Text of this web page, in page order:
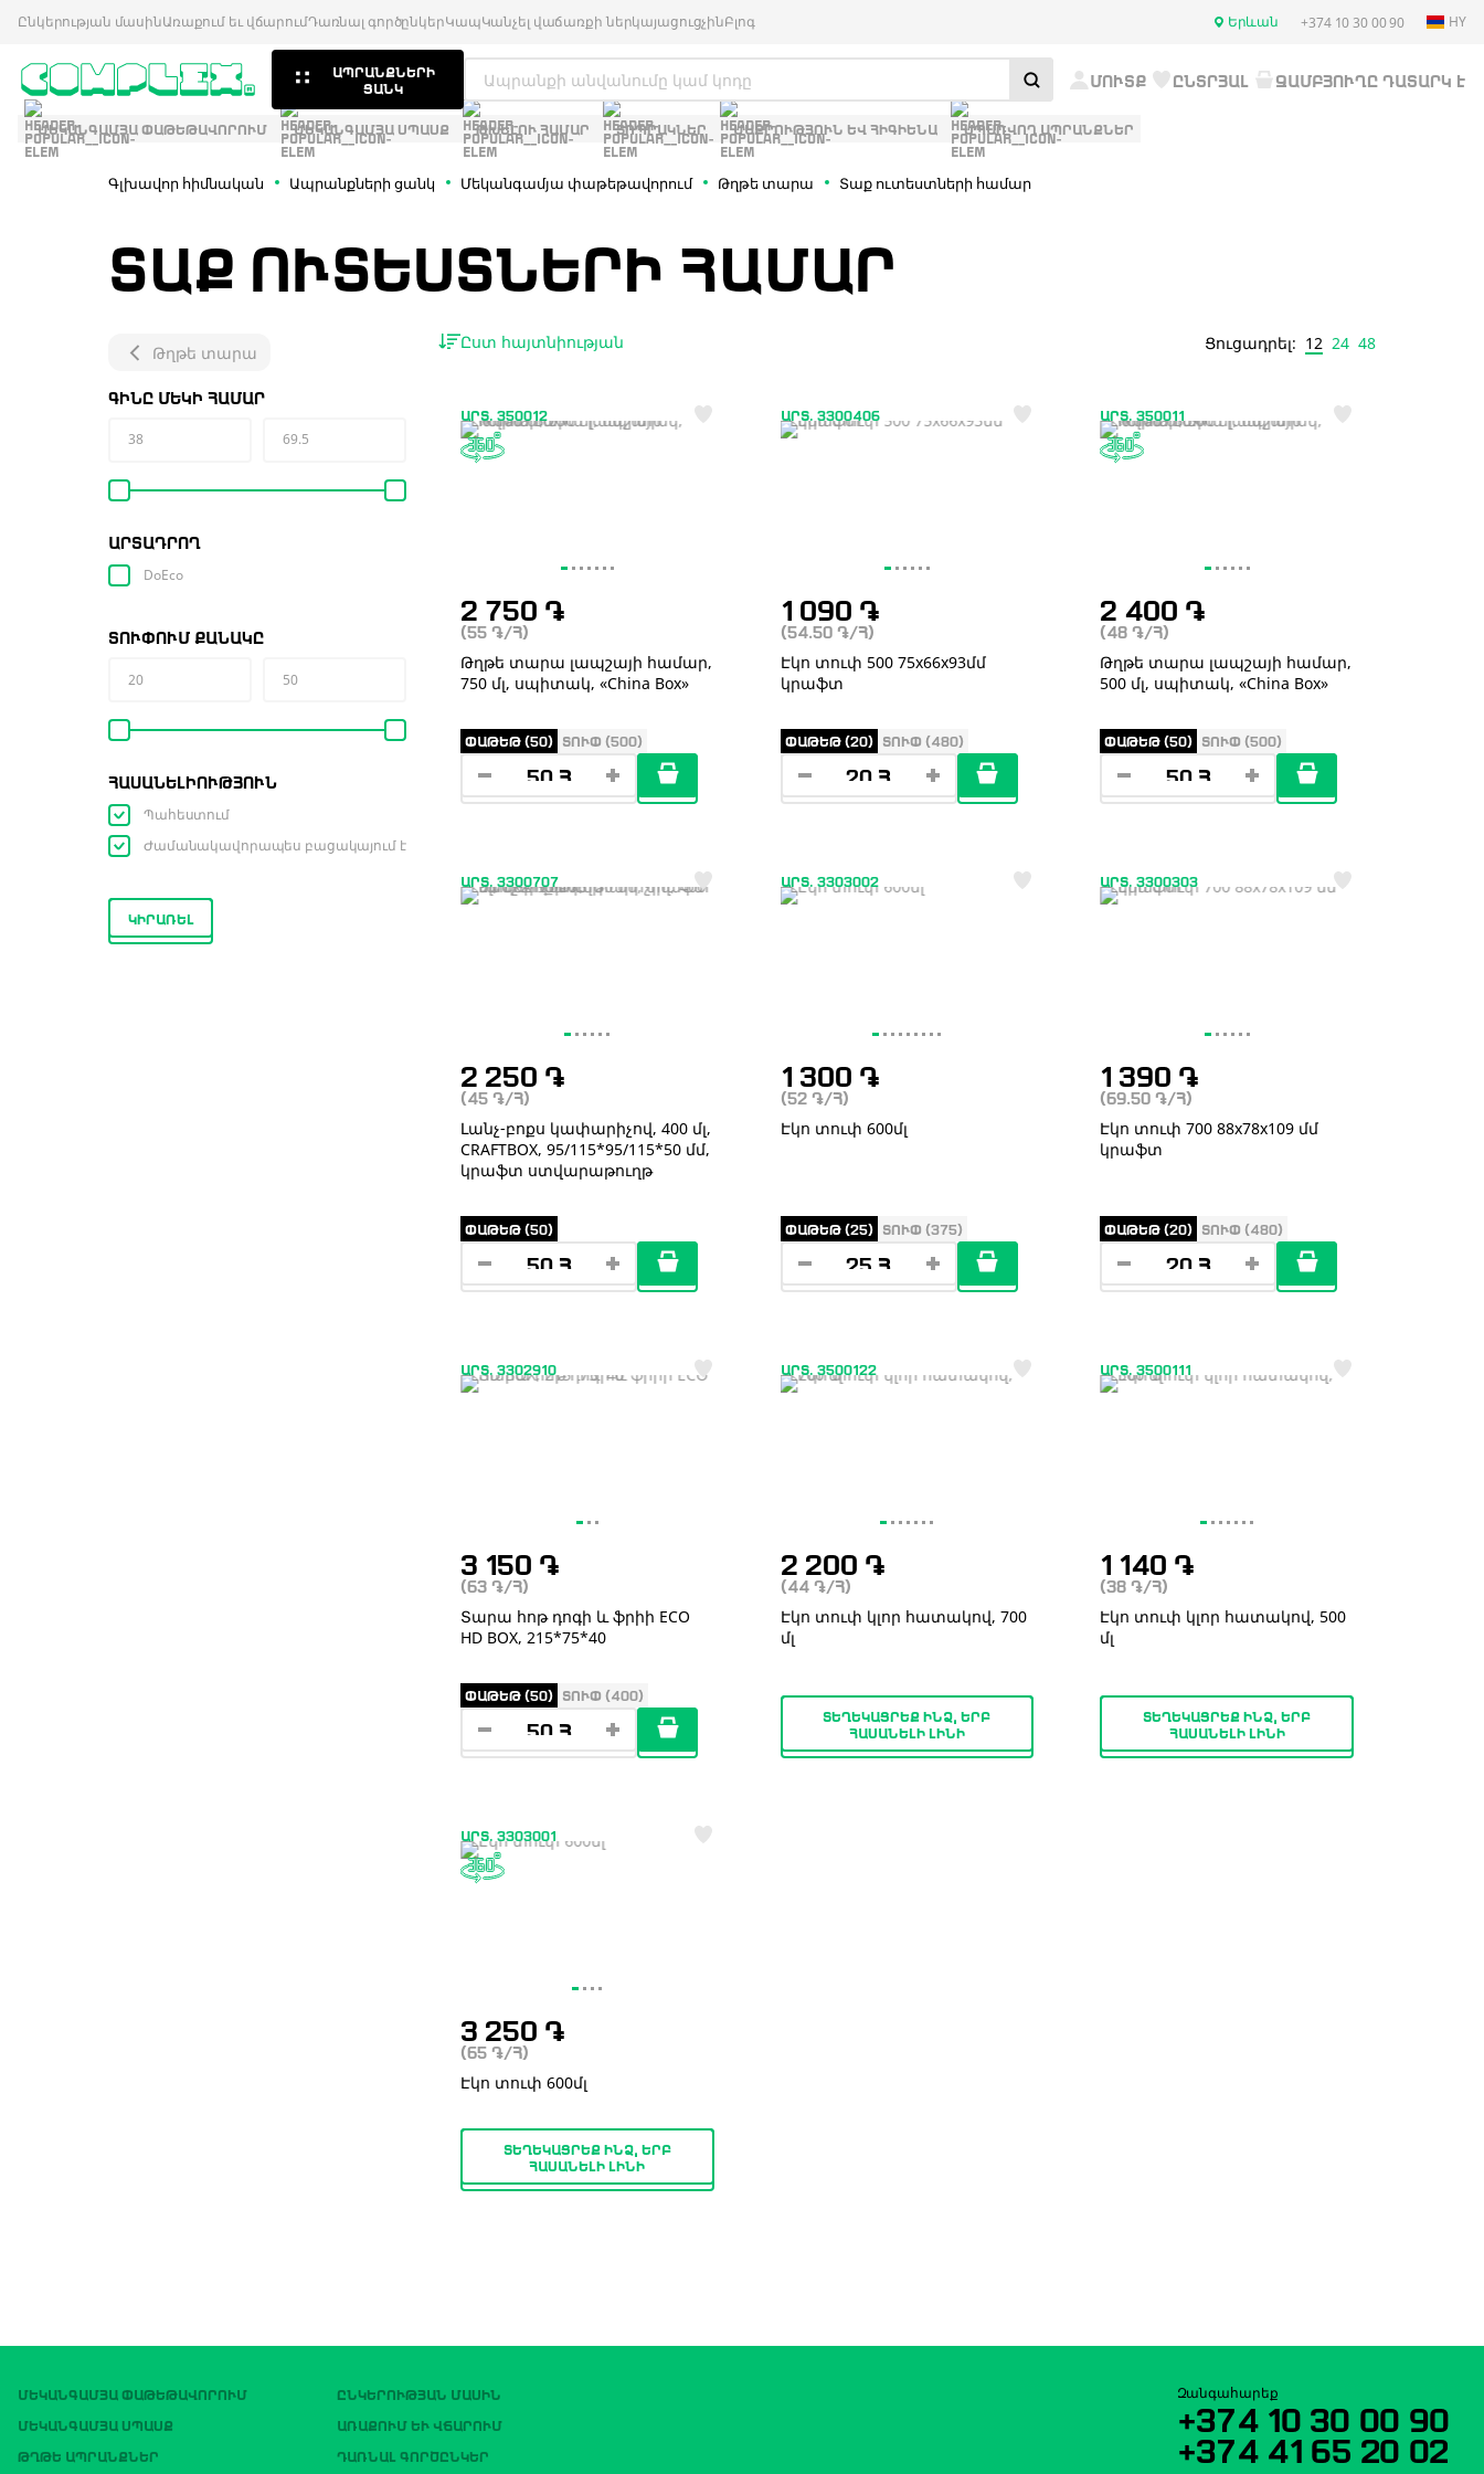
Ընկերության մասինԱռաքում եւ վճարումԴառնալ գործընկերԿապԿանչել վաճառքի ներկայացուցչինԲլոգ Երևան +374 10 30 00 90 HY
ԱՊՐԱՆՔՆԵՐԻ
ՑԱՆԿ
ՄՈՒՏՔ ԸՆՏՐՅԱԼ ԶԱՄԲՅՈՒՂԸ ԴԱՏԱՐԿ Է
ՄԵԿԱՆԳԱՄՅԱ ՓԱԹԵԹԱՎՈՐՈՒՄ ՄԵԿԱՆԳԱՄՅԱ ՍՊԱՍՔ ԹԽԵԼՈՒ ՀԱՄԱՐ ՏՈՊՐԱԿՆԵՐ ՄԱՔՐՈՒԹՅՈՒՆ ԵՎ ՀԻԳԻԵՆԱ ՍՊԱՌՎՈՂ ԱՊՐԱՆՔՆԵՐ
Գլխավոր հիմնական Ապրանքների ցանկ Մեկանգամյա փաթեթավորում Թղթե տարա Տաք ուտեստների համար
ՏԱՔ ՈՒՏԵՍՏՆԵՐԻ ՀԱՄԱՐ
Թղթե տարա
ԳԻՆԸ ՄԵԿԻ ՀԱՄԱՐ
ԱՐՏԱԴՐՈՂ
DoEco
ՏՈՒՓՈՒՄ ՔԱՆԱԿԸ
ՀԱՍԱՆԵԼԻՈՒԹՅՈՒՆ
Պահեստում
Ժամանակավորապես բացակայում է
ԿԻՐԱՌԵԼ
Ըստ հայտնիության Ցուցադրել: 12 24 48
ԱՐՏ. 350012
2 750 ֏
(55 ֏ /Հ)
Թղթե տարա լապշայի համար,
750 մլ, սպիտակ, «China Box»
ՓԱԹԵԹ (50) ՏՈՒՓ (500)
ԱՐՏ. 3300406
1 090 ֏
(54.50 ֏/Հ)
Էկո տուփ 500 75x66x93մմ
կրաֆտ
ՓԱԹԵԹ (20) ՏՈՒՓ (480)
ԱՐՏ. 350011
2 400 ֏
(48֏ /Հ)
Թղթե տարա լապշայի համար,
500 մլ, սպիտակ, «China Box»
ՓԱԹԵԹ (50) ՏՈՒՓ (500)
ԱՐՏ. 3300707
2 250 ֏
(45 ֏ /Հ)
Լանչ-բոքս կափարիչով, 400 մլ,
CRAFTBOX, 95/115*95/115*50 մմ,
կրաֆտ ստվարաթուղթ
ՓԱԹԵԹ (50)
ԱՐՏ. 3303002
1 300 ֏
(52 ֏/Հ)
Էկո տուփ 600մլ
ՓԱԹԵԹ (25) ՏՈՒՓ (375)
ԱՐՏ. 3300303
1 390 ֏
(69.50֏ /Հ)
Էկո տուփ 700 88x78x109 մմ
կրաֆտ
ՓԱԹԵԹ (20) ՏՈՒՓ (480)
ԱՐՏ. 3302910
3 150 ֏
(63 ֏ /Հ)
Տարա հոթ դոգի և ֆրիի ECO
HD BOX, 215*75*40
ՓԱԹԵԹ (50) ՏՈՒՓ (400)
ԱՐՏ. 3500122
2 200 ֏
(44 ֏/Հ)
Էկո տուփ կլոր հատակով, 700
մլ
ՏԵՂԵԿԱՑՐԵՔ ԻՆՁ, ԵՐԲ
ՀԱՍԱՆԵԼԻ ԼԻՆԻ
ԱՐՏ. 3500111
1 140 ֏
(38֏ /Հ)
Էկո տուփ կլոր հատակով, 500
մլ
ՏԵՂԵԿԱՑՐԵՔ ԻՆՁ, ԵՐԲ
ՀԱՍԱՆԵԼԻ ԼԻՆԻ
ԱՐՏ. 3303001
3 250 ֏
(65 ֏ /Հ)
Էկո տուփ 600մլ
ՏԵՂԵԿԱՑՐԵՔ ԻՆՁ, ԵՐԲ
ՀԱՍԱՆԵԼԻ ԼԻՆԻ
ՄԵԿԱՆԳԱՄՅԱ ՓԱԹԵԹԱՎՈՐՈՒՄ
ՄԵԿԱՆԳԱՄՅԱ ՍՊԱՍՔ
ԹՂԹԵ ԱՊՐԱՆՔՆԵՐ
ԸՆԿԵՐՈՒԹՅԱՆ ՄԱՍԻՆ
ԱՌԱՔՈՒՄ ԵՒ ՎՃԱՐՈՒՄ
ԴԱՌՆԱԼ ԳՈՐԾԸՆԿԵՐ
Զանգահարեք
+374 10 30 00 90
+374 41 65 20 02